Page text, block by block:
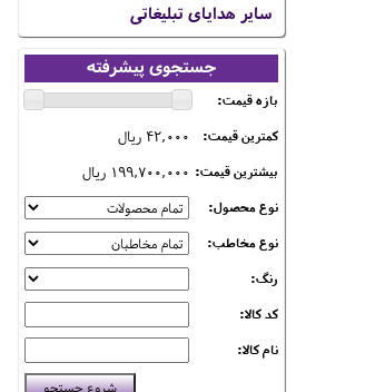
سایر هدایای تبلیغاتی
جستجوی پیشرفته
بازه قیمت:
کمترین قیمت:
42,000 ریال
بیشترین قیمت: 199,700,000 ریال
نوع محصول:
نوع مخاطب:
رنگ:
کد کالا:
نام کالا: